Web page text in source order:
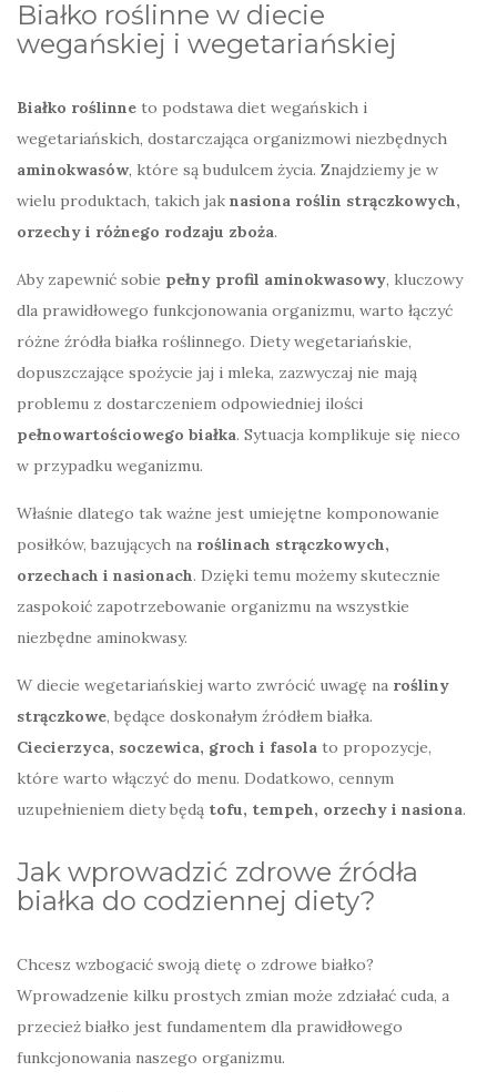
Białko roślinne w diecie
wegańskiej i wegetariańskiej
Białko roślinne to podstawa diet wegańskich i
wegetariańskich, dostarczająca organizmowi niezbędnych
aminokwasów, które są budulcem życia. Znajdziemy je w
wielu produktach, takich jak nasiona roślin strączkowych,
orzechy i różnego rodzaju zboża.
Aby zapewnić sobie pełny profil aminokwasowy, kluczowy
dla prawidłowego funkcjonowania organizmu, warto łączyć
różne źródła białka roślinnego. Diety wegetariańskie,
dopuszczające spożycie jaj i mleka, zazwyczaj nie mają
problemu z dostarczeniem odpowiedniej ilości
pełnowartościowego białka. Sytuacja komplikuje się nieco
w przypadku weganizmu.
Właśnie dlatego tak ważne jest umiejętne komponowanie
posiłków, bazujących na roślinach strączkowych,
orzechach i nasionach. Dzięki temu możemy skutecznie
zaspokoić zapotrzebowanie organizmu na wszystkie
niezbędne aminokwasy.
W diecie wegetariańskiej warto zwrócić uwagę na rośliny
strączkowe, będące doskonałym źródłem białka.
Ciecierzyca, soczewica, groch i fasola to propozycje,
które warto włączyć do menu. Dodatkowo, cennym
uzupełnieniem diety będą tofu, tempeh, orzechy i nasiona.
Jak wprowadzić zdrowe źródła
białka do codziennej diety?
Chcesz wzbogacić swoją dietę o zdrowe białko?
Wprowadzenie kilku prostych zmian może zdziałać cuda, a
przecież białko jest fundamentem dla prawidłowego
funkcjonowania naszego organizmu.